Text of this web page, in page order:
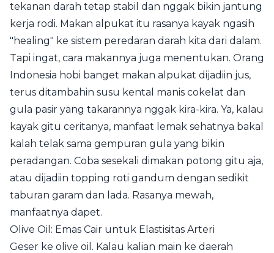
tekanan darah tetap stabil dan nggak bikin jantung
kerja rodi. Makan alpukat itu rasanya kayak ngasih
"healing" ke sistem peredaran darah kita dari dalam.
Tapi ingat, cara makannya juga menentukan. Orang
Indonesia hobi banget makan alpukat dijadiin jus,
terus ditambahin susu kental manis cokelat dan
gula pasir yang takarannya nggak kira-kira. Ya, kalau
kayak gitu ceritanya, manfaat lemak sehatnya bakal
kalah telak sama gempuran gula yang bikin
peradangan. Coba sesekali dimakan potong gitu aja,
atau dijadiin topping roti gandum dengan sedikit
taburan garam dan lada. Rasanya mewah,
manfaatnya dapet.
Olive Oil: Emas Cair untuk Elastisitas Arteri
Geser ke olive oil. Kalau kalian main ke daerah